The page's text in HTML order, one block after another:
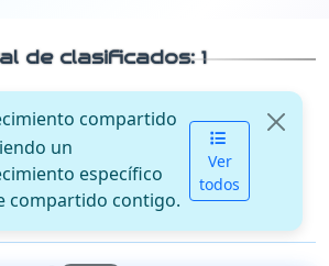
de clasificados:1
compartido
un
específico
compartido contigo.
Ver
todos